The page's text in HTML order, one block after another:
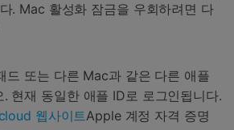
. Mac 활성화 잠금을 우회하려면 다
드 또는 다른 Mac과 같은 다른 애플
현재 동일한 애플 ID로 로그인됩니다.
웹사이트Apple 계정 자격 증명